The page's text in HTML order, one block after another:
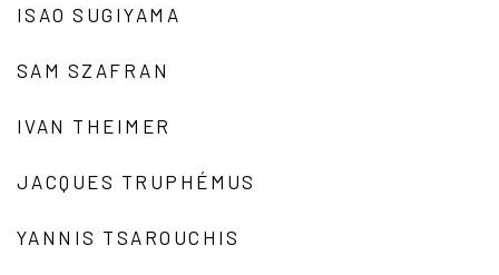
ISAO SUGIYAMA
SAM SZAFRAN
IVAN THEIMER
JACQUES TRUPHÉMUS
YANNIS TSAROUCHIS